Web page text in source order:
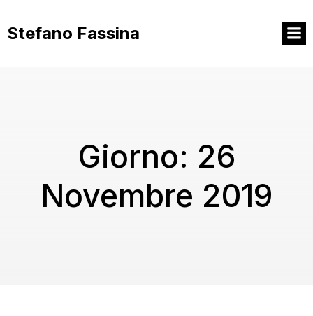
contenuto
Stefano Fassina
Giorno: 26
Novembre 2019